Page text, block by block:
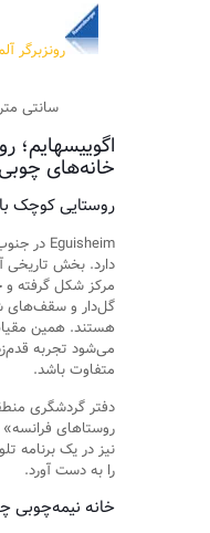
رونزبرگر
سانتی
اگوییسهایم؛
خانه‌های
روستایی کوچک
دارد. بخش تاریخی
مرکز شکل گرفته و
گل‌دار و سقف‌های
هستند. همین
می‌شود تجربه
متفاوت باشد.
نیز در یک برنامه
را به دست آورد.
خانه نیمه‌چوبی